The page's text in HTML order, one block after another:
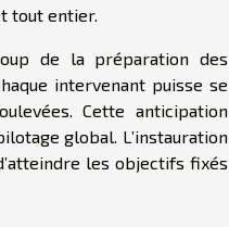
tout entier.
de la préparation des
intervenant puisse se
Cette anticipation
global. L’instauration
les objectifs fixés